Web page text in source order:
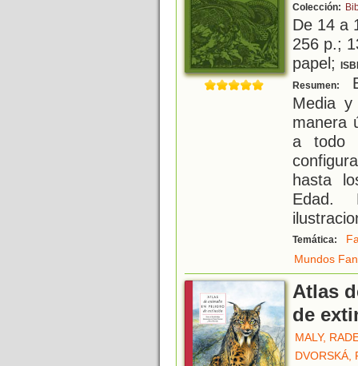
Colección:
De 14 a
256 p.;
papel;
Resumen:
Media
manera
a todo
hasta
Edad.
Temática:
Mundos
Atlas
de
MALY,
DVORSKÁ,